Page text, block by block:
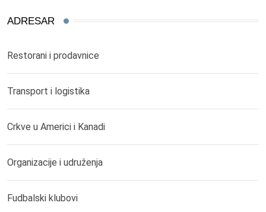
ADRESAR
Restorani i prodavnice
Transport i logistika
Crkve u Americi i Kanadi
Organizacije i udruženja
Fudbalski klubovi